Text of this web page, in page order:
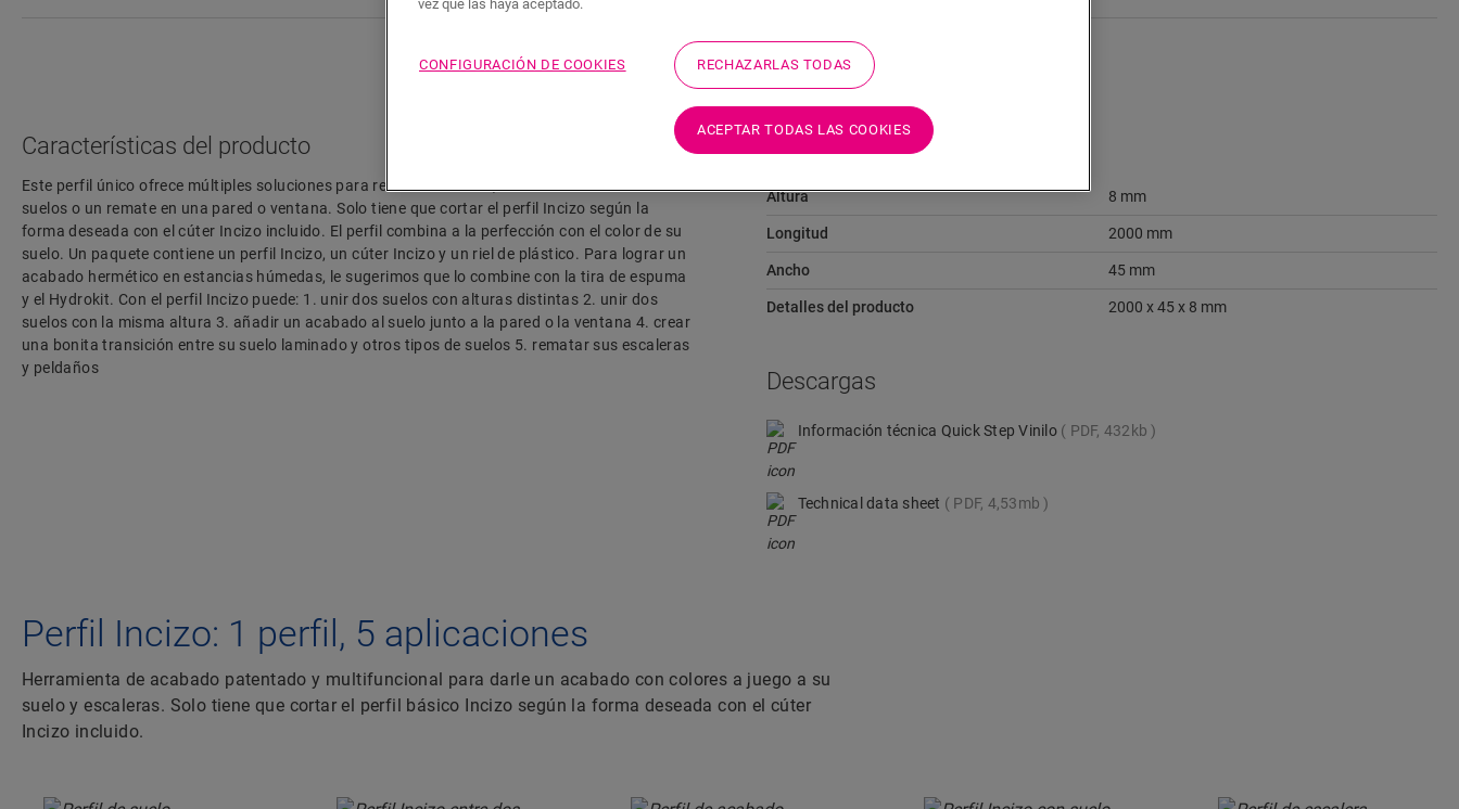
Características del producto
Este perfil único ofrece múltiples soluciones para rematar su suelo, como la transición entre
suelos o un remate en una pared o ventana. Solo tiene que cortar el perfil Incizo según la
forma deseada con el cúter Incizo incluido. El perfil combina a la perfección con el color de su
suelo. Un paquete contiene un perfil Incizo, un cúter Incizo y un riel de plástico. Para lograr un
acabado hermético en estancias húmedas, le sugerimos que lo combine con la tira de espuma
y el Hydrokit. Con el perfil Incizo puede: 1. unir dos suelos con alturas distintas 2. unir dos
suelos con la misma altura 3. añadir un acabado al suelo junto a la pared o la ventana 4. crear
una bonita transición entre su suelo laminado y otros tipos de suelos 5. rematar sus escaleras
y peldaños
Altura 8 mm
Longitud 2000 mm
Ancho 45 mm
Detalles del producto 2000 x 45 x 8 mm
Descargas
Información técnica Quick Step Vinilo PDF, 432kb
Technical data sheet PDF, 4,53mb
Perfil Incizo: 1 perfil, 5 aplicaciones
Herramienta de acabado patentado y multifuncional para darle un acabado con colores a juego a su
suelo y escaleras. Solo tiene que cortar el perfil básico Incizo según la forma deseada con el cúter
Incizo incluido.
vez que las haya aceptado.
CONFIGURACIÓN DE COOKIES RECHAZARLAS TODAS
ACEPTAR TODAS LAS COOKIES